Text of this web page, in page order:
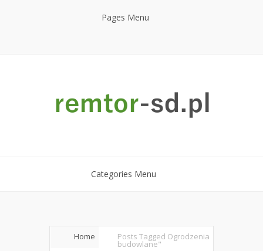
Pages Menu
Categories Menu
Home Posts Tagged Ogrodzenia
budowlane"